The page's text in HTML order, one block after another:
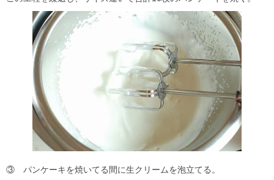
③ パンケーキを焼いてる間に生クリームを泡立てる。